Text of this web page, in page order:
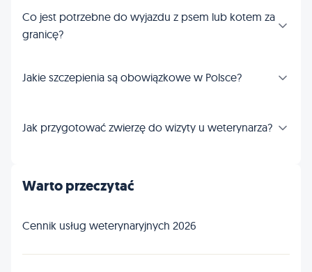
Co jest potrzebne do wyjazdu z psem lub kotem za
granicę?
Jakie szczepienia są obowiązkowe w Polsce?
Jak przygotować zwierzę do wizyty u weterynarza?
Warto przeczytać
Cennik usług weterynaryjnych 2026